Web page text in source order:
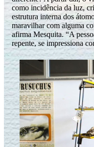
como incidência da luz,
estrutura interna dos
maravilhar com alguma
afirma Mesquita. “A
repente, se impressiona